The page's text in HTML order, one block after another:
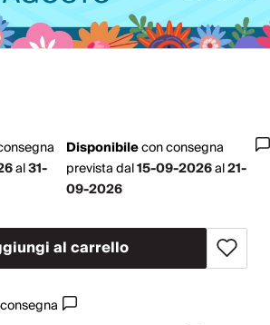
al31-
Disponibileconconsegna
prevista dal15-09-2026al21-
09-2026
al carrello